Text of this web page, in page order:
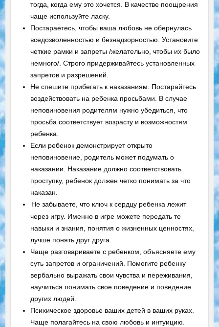
тогда, когда ему это хочется. В качестве поощрения
чаще используйте ласку.
Постараетесь, чтобы ваша любовь не обернулась
вседозволенностью и безнадзорностью. Установите
четкие рамки и запреты /желательно, чтобы их было
немного/. Строго придерживайтесь установленных
запретов и разрешений.
Не спешите прибегать к наказаниям. Постарайтесь
воздействовать на ребенка просьбами. В случае
неповиновения родителям нужно убедиться, что
просьба соответствует возрасту и возможностям
ребенка.
Если ребенок демонстрирует открыто
неповиновение, родитель может подумать о
наказании. Наказание должно соответствовать
проступку, ребенок должен четко понимать за что
наказан.
Не забываете, что ключ к сердцу ребенка лежит
через игру. Именно в игре можете передать те
навыки и знания, понятия о жизненных ценностях,
лучше понять друг друга.
Чаще разговариваете с ребенком, объясняете ему
суть запретов и ограничений. Помогите ребенку
вербально выражать свои чувства и переживания,
научиться понимать свое поведение и поведение
других людей.
Психическое здоровье ваших детей в ваших руках.
Чаще полагайтесь на свою любовь и интуицию.